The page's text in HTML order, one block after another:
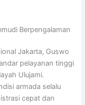
Berpengalaman
Jakarta, Guswo
pelayanan tinggi
Ulujami.
armada selalu
cepat dan